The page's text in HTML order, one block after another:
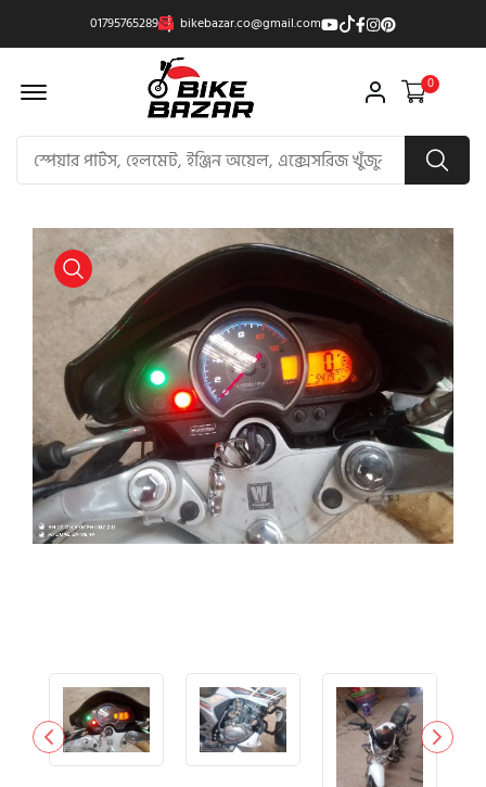
01795765289 bikebazar.co@gmail.com
Offcanvas Menu Open 0
product view